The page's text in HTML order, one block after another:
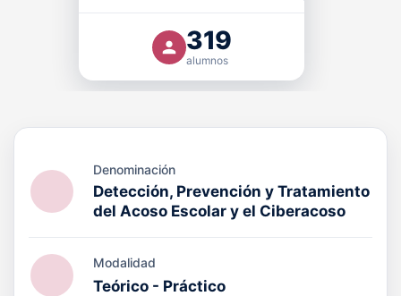
319
alumnos
de la seguridad y salud laboral, con validez
Denominación
Detección, Prevención y Tratamiento
del Acoso Escolar y el Ciberacoso
Modalidad
Teórico - Práctico